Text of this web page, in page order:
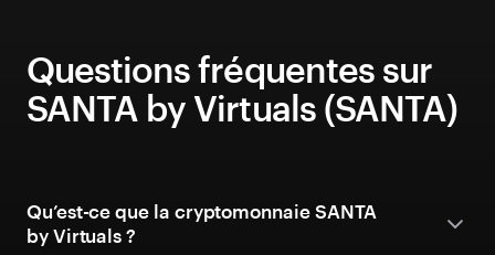
Questions fréquentes sur
SANTA by Virtuals (SANTA)
Qu’est-ce que la cryptomonnaie SANTA
by Virtuals ?